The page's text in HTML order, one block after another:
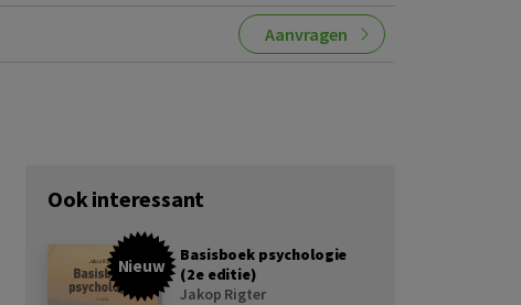
Aanvragen
Ook interessant
Nieuw
Basisboek psychologie
(2e editie)
Jakop Rigter